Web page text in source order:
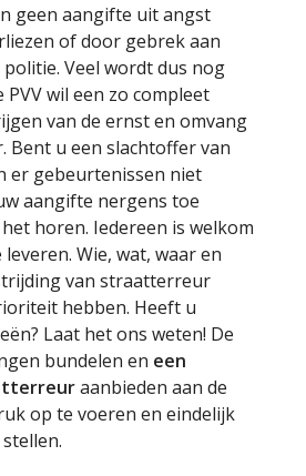
geen aangifte uit angst
of door gebrek aan
Veel wordt dus nog
PVV wil een zo compleet
van de ernst en omvang
Bent u een slachtoffer van
er gebeurtenissen niet
aangifte nergens toe
horen. Iedereen is welkom
Wie, wat, waar en
van straatterreur
hebben. Heeft u
Laat het ons weten! De
bundelen en een
aanbieden aan de
op te voeren en eindelijk